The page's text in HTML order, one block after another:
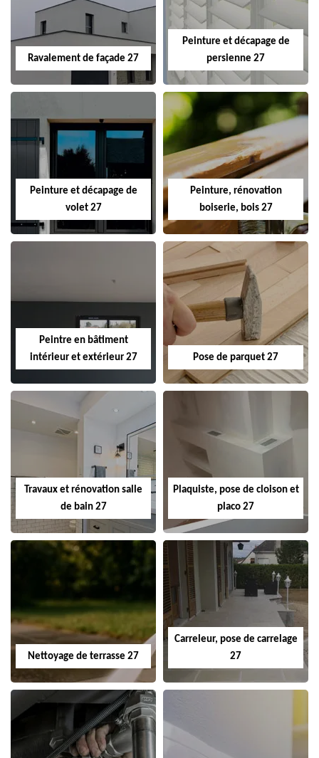
Ravalement de façade 27
Peinture et décapage de
persienne 27
Peinture et décapage de
volet 27
Peinture, rénovation
boiserie, bois 27
Peintre en bâtiment
intérieur et extérieur 27
Pose de parquet 27
Travaux et rénovation salle
de bain 27
Plaquiste, pose de cloison et
placo 27
Nettoyage de terrasse 27
Carreleur, pose de carrelage
27